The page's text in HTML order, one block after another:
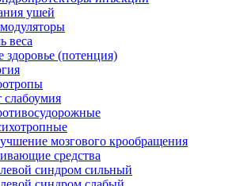
ушей
веса
здоровье (потенция)
слабоумия
мозгового крообращения
средства
синдром сильный